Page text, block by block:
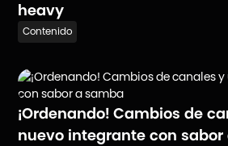
heavy
Contenido
¡Ordenando! Cambios de
nuevo integrante con sabor